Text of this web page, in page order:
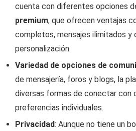
cuenta con diferentes opciones
premium, que ofrecen ventajas
completos, mensajes ilimitados y
personalización.
Variedad de opciones de
de mensajería, foros y blogs, la
diversas formas de conectar con
preferencias individuales.
Privacidad: Aunque no tiene un